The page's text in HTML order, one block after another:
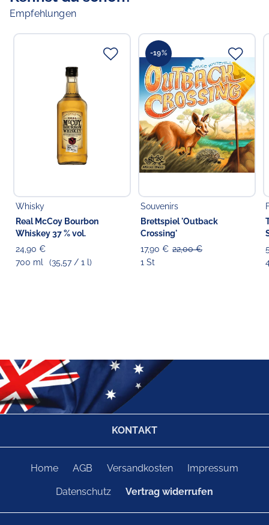
Empfehlungen
Whisky
Real McCoy Bourbon
Whiskey 37 % vol.
24,90 €
700 ml
(35,57 / 1 l)
-19%
Souvenirs
Brettspiel 'Outback
Crossing'
17,90 € 22,00 €
1 St
KONTAKT
Home AGB Versandkosten Impressum
Datenschutz Vertrag widerrufen